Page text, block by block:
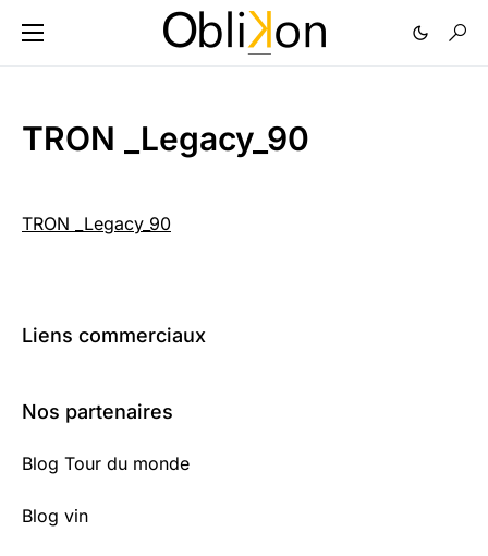
TRON _Legacy_90
TRON _Legacy_90
Liens commerciaux
Nos partenaires
Blog Tour du monde
Blog vin